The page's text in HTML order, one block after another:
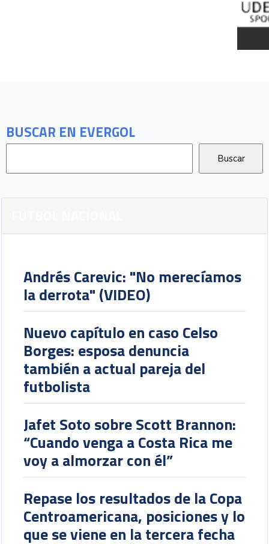
BUSCAR EN EVERGOL
Andrés Carevic: "No merecíamos
la derrota" (VIDEO)
Nuevo capítulo en caso Celso
Borges: esposa denuncia
también a actual pareja del
futbolista
Jafet Soto sobre Scott Brannon:
“Cuando venga a Costa Rica me
voy a almorzar con él”
Repase los resultados de la Copa
Centroamericana, posiciones y lo
que se viene en la tercera fecha